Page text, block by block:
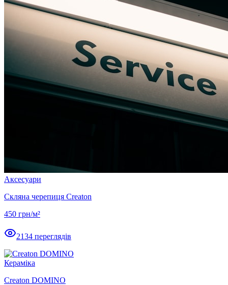
Аксесуари
Скляна черепиця Creaton
450 грн/м²
2134 переглядів
Кераміка
Creaton DOMINO